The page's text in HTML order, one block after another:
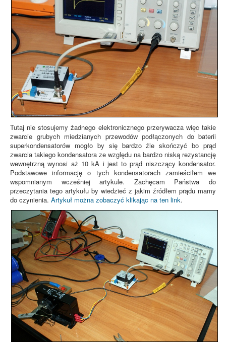
Tutaj nie stosujemy żadnego elektronicznego przerywacza więc takie
zwarcie grubych miedzianych przewodów podłączonych do baterii
superkondensatorów mogło by się bardzo źle skończyć bo prąd
zwarcia takiego kondensatora ze względu na bardzo niską rezystancję
wewnętrzną wynosi aż 10 kA i jest to prąd niszczący kondensator.
Podstawowe informację o tych kondensatorach zamieściłem we
wspomnianym wcześniej artykule. Zachęcam Państwa do
przeczytania tego artykułu by wiedzieć z jakim źródłem prądu mamy
do czynienia. Artykuł można zobaczyć klikając na ten link.